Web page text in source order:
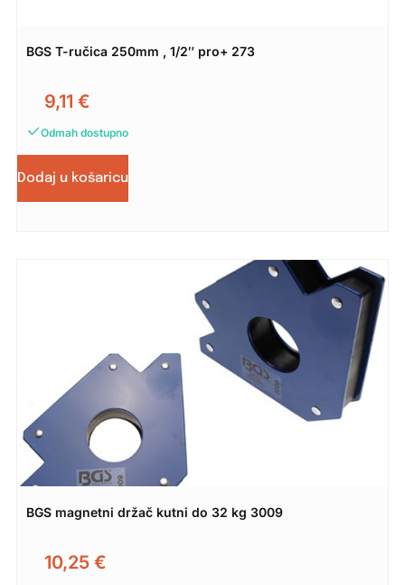
BGS T-ručica 250mm , 1/2″ pro+ 273
9,11 €
Odmah dostupno
Dodaj u košaricu
BGS magnetni držač kutni do 32 kg 3009
10,25 €